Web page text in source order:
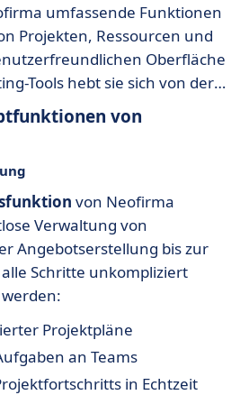
umfassende Funktionen
Projekten, Ressourcen und
Oberfläche
Tools hebt sie sich von der
von
von Neofirma
Verwaltung von
Angebotserstellung bis zur
Schritte unkompliziert
Projektpläne
an Teams
in Echtzeit